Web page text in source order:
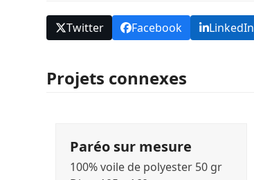
Twitter Facebook LinkedIn
Projets connexes
Paréo sur mesure
100% voile de polyester 50 gr